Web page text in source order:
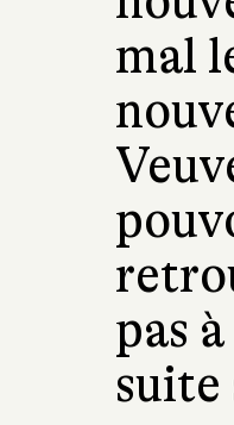
mal
pas
suite